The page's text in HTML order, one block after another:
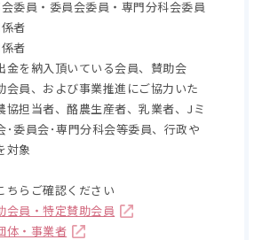
委員・委員会委員・専門分科会委員
者
者
金を納入頂いている会員、賛助会
会員、および事業推進にご協力いた
協担当者、酪農生産者、乳業者、Jミ
･委員会･専門分科会等委員、行政や
対象
らご確認ください
会員・特定賛助会員
体・事業者